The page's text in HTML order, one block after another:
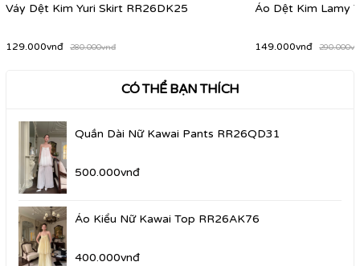
Váy Dệt Kim Yuri Skirt RR26DK25
129.000vnđ 280.000vnđ
Áo Dệt Kim Lamy
149.000vnđ
CÓ THỂ BẠN THÍCH
Quần Dài Nữ Kawai Pants RR26QD31
500.000vnđ
Áo Kiểu Nữ Kawai Top RR26AK76
400.000vnđ